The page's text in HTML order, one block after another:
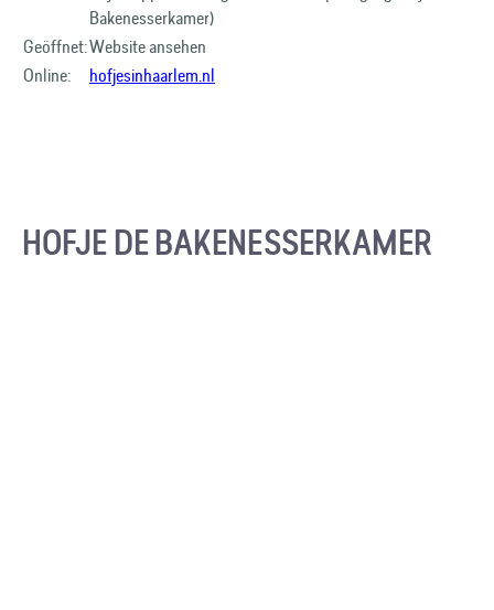
Bakenesserkamer)
Geöffnet:Website ansehen
Online:
hofjesinhaarlem.nl
HOFJE DE BAKENESSERKAMER